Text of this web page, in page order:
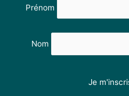
Prénom
Nom